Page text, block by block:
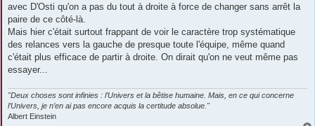
avec D'Osti qu'on a pas du tout à droite à force de changer sans arrêt la
paire de ce côté-là.
Mais hier c'était surtout frappant de voir le caractère trop systématique
des relances vers la gauche de presque toute l'équipe, même quand
c'était plus efficace de partir à droite. On dirait qu'on ne veut même pas
essayer...
"Deux choses sont infinies : l’Univers et la bêtise humaine. Mais, en ce qui concerne
l’Univers, je n’en ai pas encore acquis la certitude absolue."
Albert Einstein